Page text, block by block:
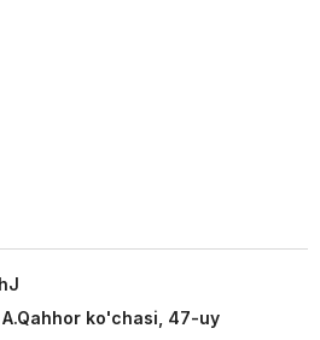
ko'chasi, 47-uy